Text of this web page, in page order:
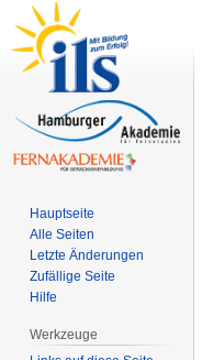
Hauptseite
Alle Seiten
Letzte Änderungen
Zufällige Seite
Hilfe
Werkzeuge